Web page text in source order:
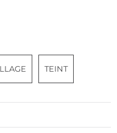
TEINT